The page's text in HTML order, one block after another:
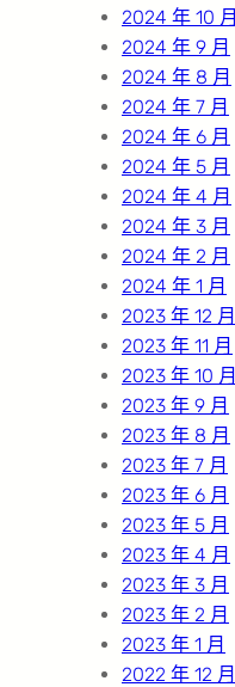
2024 年 10 月
2024 年 9 月
2024 年 8 月
2024 年 7 月
2024 年 6 月
2024 年 5 月
2024 年 4 月
2024 年 3 月
2024 年 2 月
2024 年 1 月
2023 年 12 月
2023 年 11 月
2023 年 10 月
2023 年 9 月
2023 年 8 月
2023 年 7 月
2023 年 6 月
2023 年 5 月
2023 年 4 月
2023 年 3 月
2023 年 2 月
2023 年 1 月
2022 年 12 月